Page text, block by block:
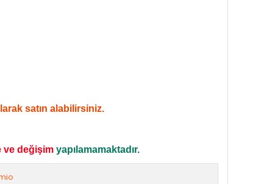
satın alabilirsiniz.
ve değişim yapılamamaktadır.